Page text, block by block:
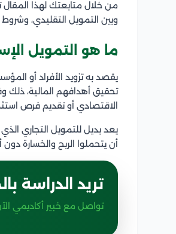
من خلال متابعتك لهذا المقال
وبين التمويل التقليدي،
ما هو التمويل
يقصد به تزويد الأفراد أو
تحقيق أهدافهم المالية، ذلك
الاقتصادي أو تقديم فرص
يعد بديل للتمويل التجاري
أن يتحملوا الربح والخسارة
تريد الدراسة
تواصل مع خبير أكاديمي